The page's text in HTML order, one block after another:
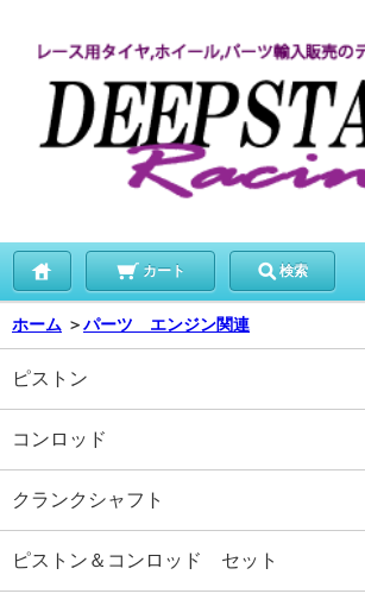
カート 検索
ホーム ＞パーツ エンジン関連
ピストン
コンロッド
クランクシャフト
ピストン＆コンロッド セット